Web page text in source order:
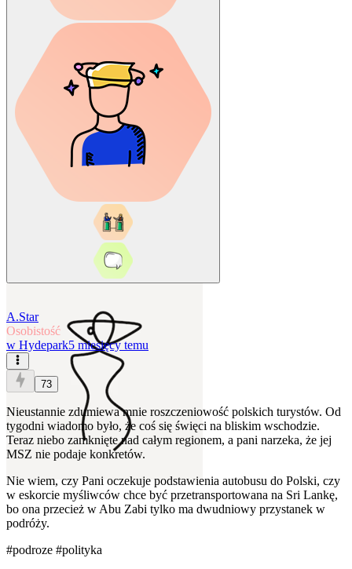
A.Star
Osobistość
w Hydepark5 miesięcy temu
73
Nieustannie zdumiewa mnie roszczeniowość polskich turystów. Od
tygodni wiadomo było, że coś się święci na bliskim wschodzie.
Teraz niebo zamknięte nad całym regionem, a pani narzeka, że jej
MSZ nie podaje konkretów.
Nie wiem, czy Pani oczekuje podstawienia autobusu do Polski, czy
w eskorcie myśliwców chce być przetransportowana na Sri Lankę,
bo ona przecież w Abu Zabi tylko ma dwudniowy przystanek w
podróży.
#podroze #polityka